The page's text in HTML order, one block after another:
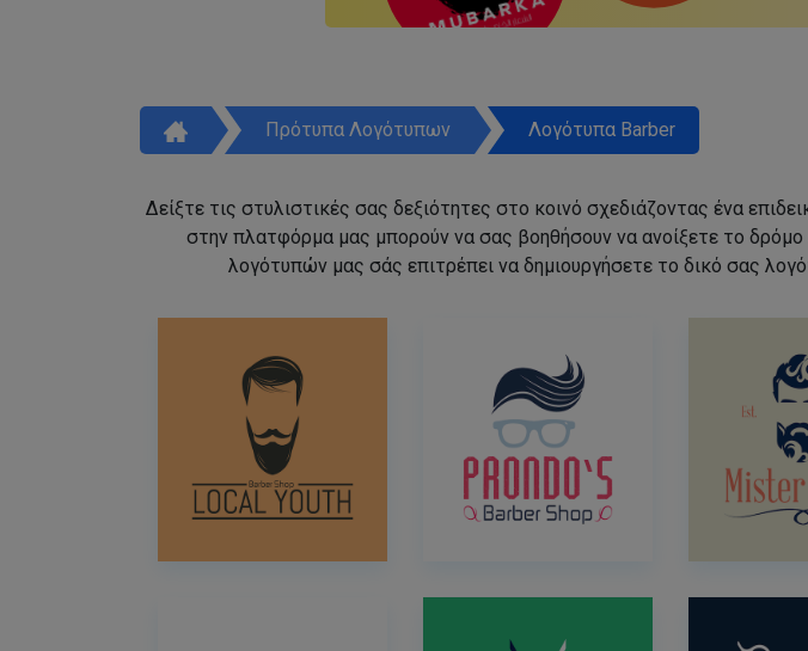
Πρότυπα Λογότυπων Λογότυπα Barber
Δείξτε τις στυλιστικές σας δεξιότητες στο κοινό σχεδιάζοντας ένα
στην πλατφόρμα μας μπορούν να σας βοηθήσουν να ανοίξετε το
λογότυπών μας σάς επιτρέπει να δημιουργήσετε το δικό σας